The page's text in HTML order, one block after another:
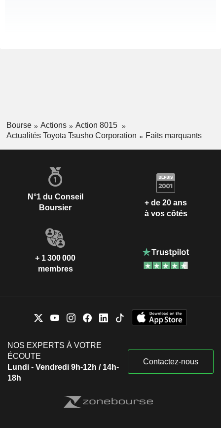
Bourse Actions
Action 8015
Actualités Toyota Tsusho Corporation
Faits marquants
N°1 du Conseil
Boursier
+ de 20 ans
à vos côtés
+ 1 300 000
membres
NOS EXPERTS À VOTRE
ÉCOUTE
Lundi - Vendredi 9h-12h / 14h-
18h
Contactez-nous